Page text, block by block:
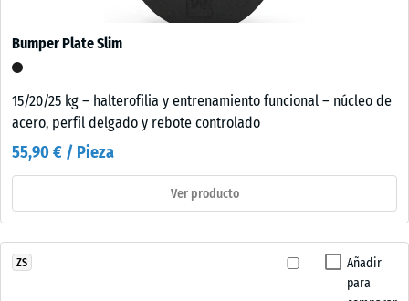
Bumper Plate Slim
15/20/25 kg – halterofilia y entrenamiento funcional – núcleo de
acero, perfil delgado y rebote controlado
55,90 € / Pieza
Ver producto
Añadir
para
ZS